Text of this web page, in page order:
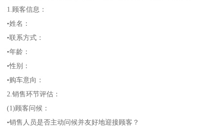
1.顾客信息：
•姓名：
•联系方式：
•年龄：
•性别：
•购车意向：
2.销售环节评估：
(1)顾客问候：
•销售人员是否主动问候并友好地迎接顾客？